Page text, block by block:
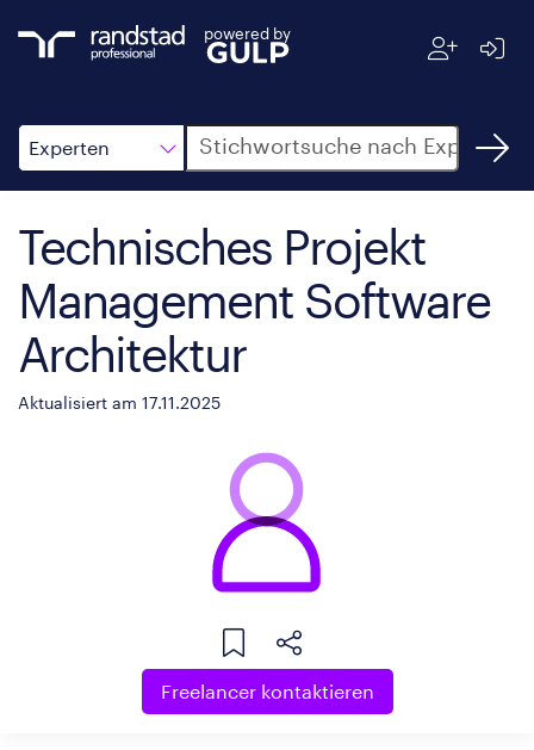
powered by
Experten
Suche
Technisches Projekt
Management Software
Architektur
Aktualisiert am 17.11.2025
Freelancer kontaktieren